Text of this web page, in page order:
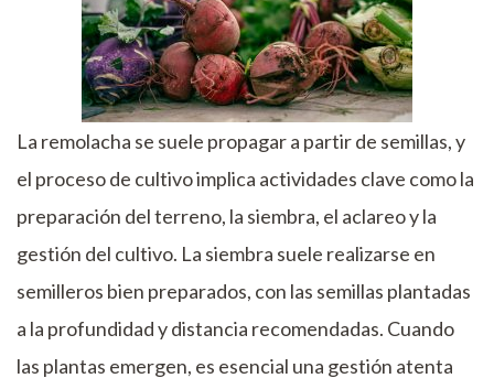
La remolacha se suele propagar a partir de semillas, y
el proceso de cultivo implica actividades clave como la
preparación del terreno, la siembra, el aclareo y la
gestión del cultivo. La siembra suele realizarse en
semilleros bien preparados, con las semillas plantadas
a la profundidad y distancia recomendadas. Cuando
las plantas emergen, es esencial una gestión atenta